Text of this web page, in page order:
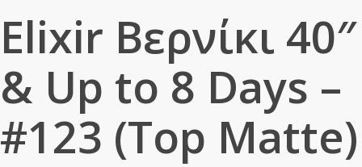
Γυναίκα
Άνδρας
Unisex
Χώρου
Elixir Βερνίκι 40″
& Up to 8 Days –
#123 (Top Matte)